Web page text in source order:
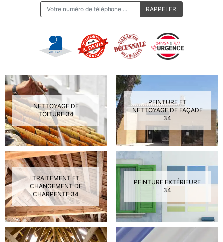
NETTOYAGE DE
TOITURE 34
PEINTURE ET
NETTOYAGE DE FAÇADE
34
TRAITEMENT ET
CHANGEMENT DE
CHARPENTE 34
PEINTURE EXTÉRIEURE
34